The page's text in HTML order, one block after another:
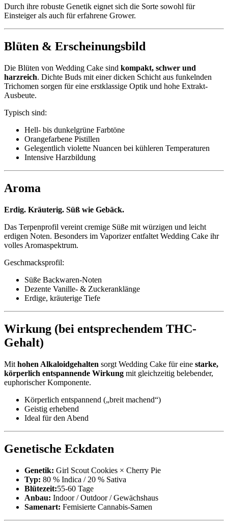
Durch ihre robuste Genetik eignet sich die Sorte sowohl für
Einsteiger als auch für erfahrene Grower.
Blüten & Erscheinungsbild
Die Blüten von Wedding Cake sind kompakt, schwer und
harzreich. Dichte Buds mit einer dicken Schicht aus funkelnden
Trichomen sorgen für eine erstklassige Optik und hohe Extrakt-
Ausbeute.
Typisch sind:
Hell- bis dunkelgrüne Farbtöne
Orangefarbene Pistillen
Gelegentlich violette Nuancen bei kühleren Temperaturen
Intensive Harzbildung
Aroma
Erdig. Kräuterig. Süß wie Gebäck.
Das Terpenprofil vereint cremige Süße mit würzigen und leicht
erdigen Noten. Besonders im Vaporizer entfaltet Wedding Cake ihr
volles Aromaspektrum.
Geschmacksprofil:
Süße Backwaren-Noten
Dezente Vanille- & Zuckeranklänge
Erdige, kräuterige Tiefe
Wirkung (bei entsprechendem THC-
Gehalt)
Mit hohen Alkaloidgehalten sorgt Wedding Cake für eine starke,
körperlich entspannende Wirkung mit gleichzeitig belebender,
euphorischer Komponente.
Körperlich entspannend („breit machend“)
Geistig erhebend
Ideal für den Abend
Genetische Eckdaten
Genetik: Girl Scout Cookies × Cherry Pie
Typ: 80 % Indica / 20 % Sativa
Blütezeit:55-60 Tage
Anbau: Indoor / Outdoor / Gewächshaus
Samenart: Femisierte Cannabis-Samen